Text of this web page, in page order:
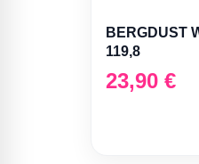
BERGDUST
119,8
23,90 €